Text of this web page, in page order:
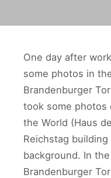
One day after
some photos in
Brandenburger
took some
the World (Haus
Reichstag
background. In
Brandenburger